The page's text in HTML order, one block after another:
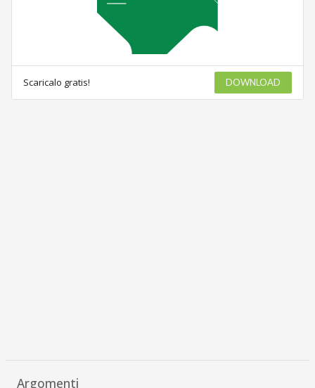
Scaricalo gratis! DOWNLOAD
Argomenti